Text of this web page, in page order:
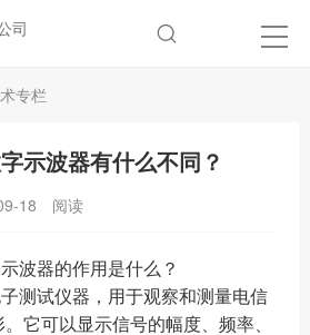
专栏
示波器有什么不同？
18 阅读
波器的作用是什么？
测试仪器，用于观察和测量电信
它可以显示信号的幅度、频率、